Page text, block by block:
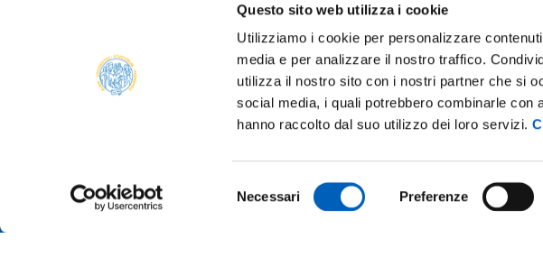
Questo sito web utilizza i cookie
Utilizziamo i cookie per personalizzare
media e per analizzare il nostro traffico.
utilizza il nostro sito con i nostri partner che si
social media, i quali potrebbero combinarle con
hanno raccolto dal suo utilizzo dei loro servizi.
del
Necessari Preferenze